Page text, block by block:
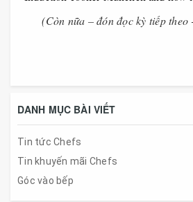
(Còn nữa – đón đọc kỳ tiếp
DANH MỤC BÀI VIẾT
Tin tức Chefs
Tin khuyến mãi Chefs
Góc vào bếp